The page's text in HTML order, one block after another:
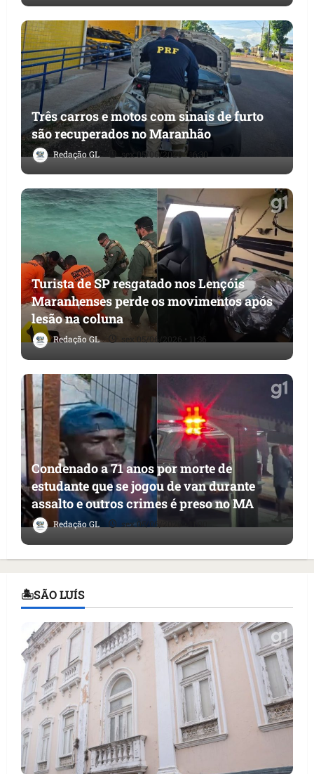
Três carros e motos com sinais de furto
são recuperados no Maranhão
Redação GL sex 05/06/2026 • 16:30
Turista de SP resgatado nos Lençóis
Maranhenses perde os movimentos após
lesão na coluna
Redação GL sex 05/06/2026 • 11:36
Condenado a 71 anos por morte de
estudante que se jogou de van durante
assalto e outros crimes é preso no MA
Redação GL sex 05/06/2026 • 11:00
🏝SÃO LUÍS